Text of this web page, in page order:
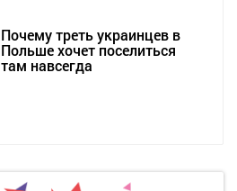
Почему треть украинцев в
Польше хочет поселиться
там навсегда